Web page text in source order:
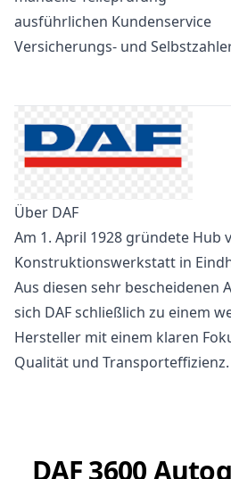
ausführlichen Kundenservice
Versicherungs- und
Über DAF
Am 1. April 1928 gründete Hub
Konstruktionswerkstatt in
Aus diesen sehr bescheidenen
sich DAF schließlich zu einem
Hersteller mit einem klaren
Qualität und Transporteffizienz.
DAF 3600